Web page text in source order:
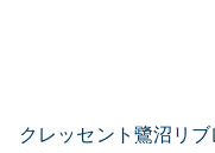
クレッセント鷺沼リブ